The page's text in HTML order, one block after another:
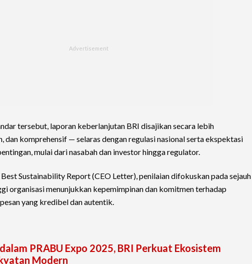
tersebut, laporan keberlanjutan BRI disajikan secara lebih
dan komprehensif — selaras dengan regulasi nasional serta ekspektasi
mulai dari nasabah dan investor hingga regulator.
Sustainability Report (CEO Letter), penilaian difokuskan pada sejauh
organisasi menunjukkan kepemimpinan dan komitmen terhadap
yang kredibel dan autentik.
PRABU Expo 2025, BRI Perkuat Ekosistem
Modern